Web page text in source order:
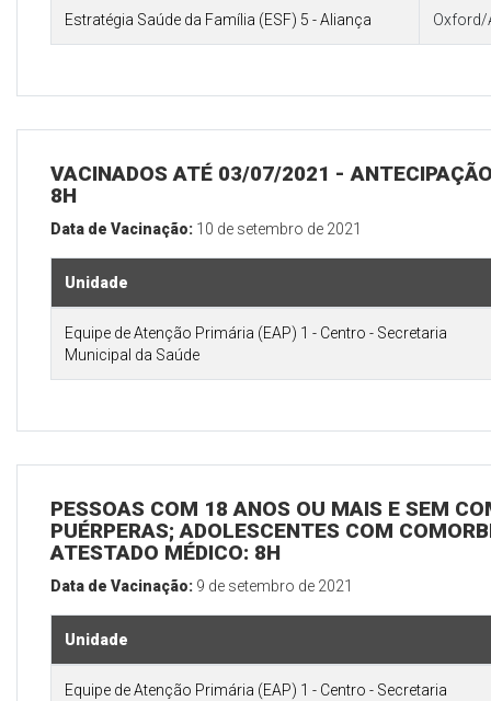
Estratégia Saúde da Família (ESF) 5 - Aliança Oxford/
VACINADOS ATÉ 03/07/2021 -
8H
Data de Vacinação: 10 de setembro de 2021
Unidade
Equipe de Atenção Primária (EAP) 1 - Centro - Secretaria
Municipal da Saúde
PESSOAS COM 18 ANOS OU MAIS E SEM
PUÉRPERAS; ADOLESCENTES COM
ATESTADO MÉDICO: 8H
Data de Vacinação: 9 de setembro de 2021
Unidade
Equipe de Atenção Primária (EAP) 1 - Centro - Secretaria